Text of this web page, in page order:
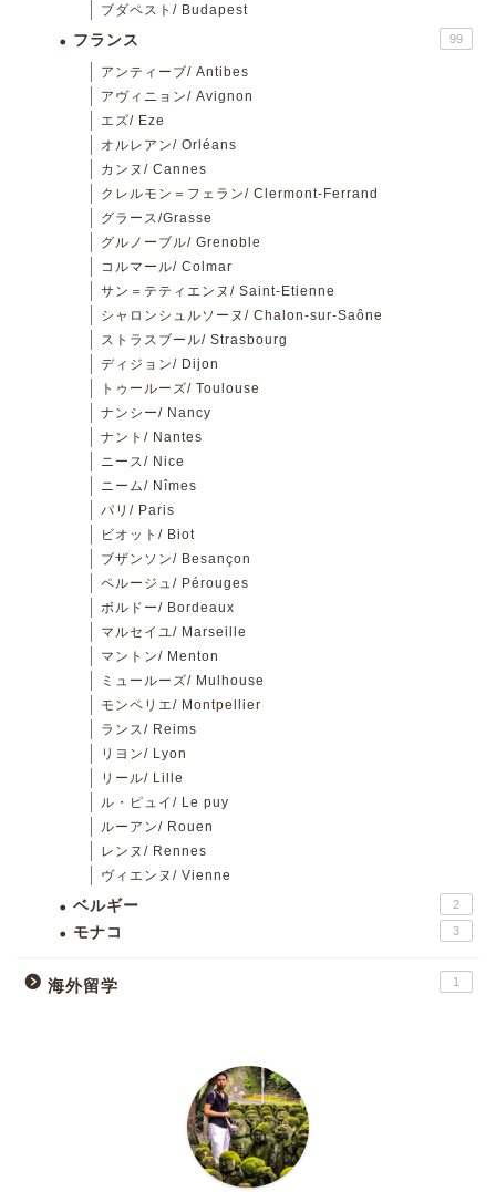
ブダペスト/ Budapest
フランス 99
アンティーブ/ Antibes
アヴィニョン/ Avignon
エズ/ Eze
オルレアン/ Orléans
カンヌ/ Cannes
クレルモン＝フェラン/ Clermont-Ferrand
グラース/Grasse
グルノーブル/ Grenoble
コルマール/ Colmar
サン＝テティエンヌ/ Saint-Etienne
シャロンシュルソーヌ/ Chalon-sur-Saône
ストラスブール/ Strasbourg
ディジョン/ Dijon
トゥールーズ/ Toulouse
ナンシー/ Nancy
ナント/ Nantes
ニース/ Nice
ニーム/ Nîmes
パリ/ Paris
ビオット/ Biot
ブザンソン/ Besançon
ペルージュ/ Pérouges
ボルドー/ Bordeaux
マルセイユ/ Marseille
マントン/ Menton
ミュールーズ/ Mulhouse
モンペリエ/ Montpellier
ランス/ Reims
リヨン/ Lyon
リール/ Lille
ル・ピュイ/ Le puy
ルーアン/ Rouen
レンヌ/ Rennes
ヴィエンヌ/ Vienne
ベルギー 2
モナコ 3
海外留学 1